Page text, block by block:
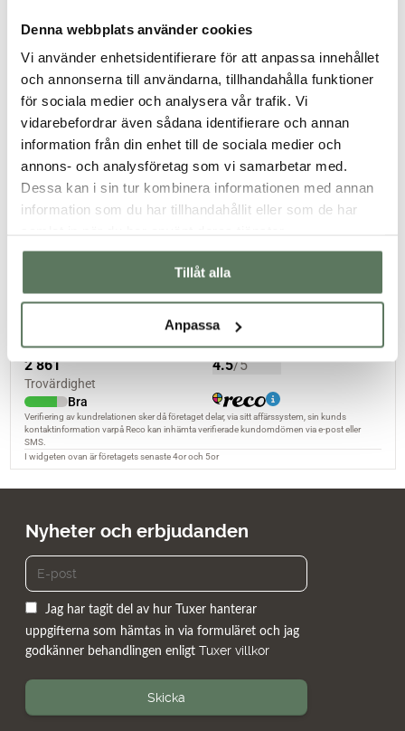
Denna webbplats använder cookies
Vi använder enhetsidentifierare för att anpassa innehållet
och annonserna till användarna, tillhandahålla funktioner
för sociala medier och analysera vår trafik. Vi
vidarebefordrar även sådana identifierare och annan
information från din enhet till de sociala medier och
annons- och analysföretag som vi samarbetar med.
Dessa kan i sin tur kombinera informationen med annan
information som du har tillhandahållit eller som de har
Tillåt alla
Anpassa
Snabb leverans, 1-3 vardagar
Enkla returer & fria byten
Produktbeskrivning
Teknisk specifikation
Nyheter och erbjudanden
Jag har tagit del av hur Tuxer hanterar
uppgifterna som hämtas in via formuläret och jag
godkänner behandlingen enligt Tuxer villkor
Skicka